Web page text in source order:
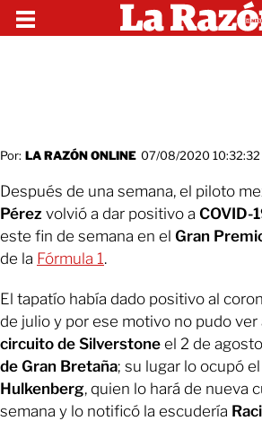
Por: LA RAZÓN ONLINE 07/08/2020 10:32:32
Después de una semana, el piloto
Pérez volvió a dar positivo a COVID-
este fin de semana en el Gran
de la Fórmula 1.
El tapatío había dado positivo al
de julio y por ese motivo no pudo ver
circuito de Silverstone el 2 de
de Gran Bretaña; su lugar lo ocupó
Hulkenberg, quien lo hará de nueva
semana y lo notificó la escudería